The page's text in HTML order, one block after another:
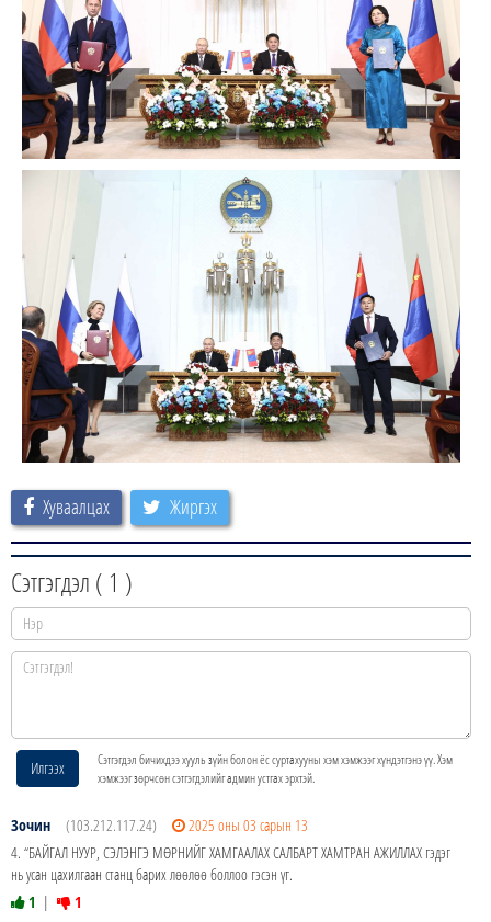
Хуваалцах Жиргэх
Сэтгэгдэл ( 1 )
Илгээх
Сэтгэгдэл бичихдээ хууль зүйн болон ёс суртахууны хэм хэмжээг хүндэтгэнэ үү. Хэм
хэмжээг зөрчсөн сэтгэгдэлийг админ устгах эрхтэй.
Зочин (103.212.117.24)
2025 оны 03 сарын 13
4. “БАЙГАЛ НУУР, СЭЛЭНГЭ МӨРНИЙГ ХАМГААЛАХ САЛБАРТ ХАМТРАН АЖИЛЛАХ гэдэг
нь усан цахилгаан станц барих лөөлөө боллоо гэсэн үг.
1 | 1